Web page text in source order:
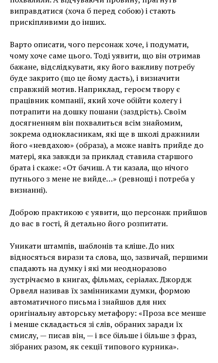
виправдатися (хоча б перед собою) і стають
прискіпливими до інших.
Варто описати, чого персонаж хоче, і подумати,
чому хоче саме цього. Тоді уявити, що він отримав
бажане, відслідкувати, яку його важливу потребу
буде закрито (що це йому дасть), і визначити
справжній мотив. Наприклад, героєм твору є
працівник компанії, який хоче обійти колегу і
потрапити на дошку пошани (заздрість). Своїм
досягненням він похвалиться всім знайомим,
зокрема однокласникам, які ще в школі дражнили
його «невдахою» (образа), а може навіть прийде до
матері, яка завжди за приклад ставила старшого
брата і скаже: «От бачиш. А ти казала, що нічого
путнього з мене не вийде…» (ревнощі і потреба у
визнанні).
Доброю практикою є уявити, що персонаж прийшов
до вас в гості, й детально його розпитати.
Уникати штампів, шаблонів та кліше. До них
відносяться вирази та слова, що, зазвичай, першими
спадають на думку і які ми неодноразово
зустрічаємо в книгах, фільмах, серіалах. Джордж
Орвелл називав їх замінниками думки, формою
автоматичного письма і знайшов для них
оригінальну авторську метафору: «Проза все менше
і менше складається зі слів, обраних заради їх
смислу, — писав він, — і все більше і більше з фраз,
зібраних разом, як секції типового курника».